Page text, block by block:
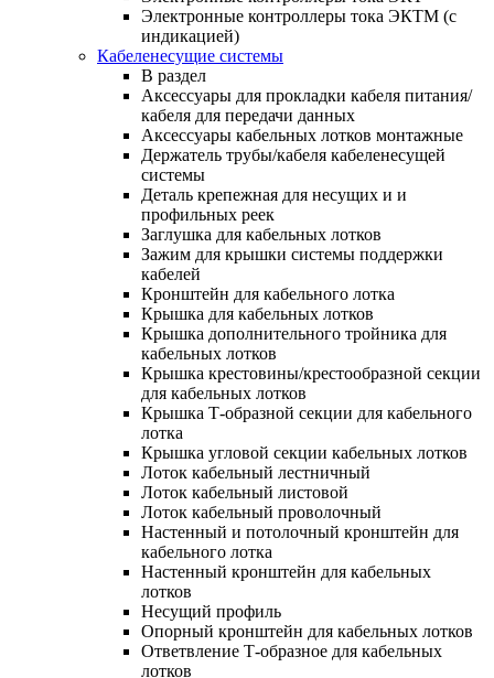
Электронные контроллеры тока ЭКТМ (с
индикацией)
Кабеленесущие системы
В раздел
Аксессуары для прокладки кабеля питания/
кабеля для передачи данных
Аксессуары кабельных лотков монтажные
Держатель трубы/кабеля кабеленесущей
системы
Деталь крепежная для несущих и и
профильных реек
Заглушка для кабельных лотков
Зажим для крышки системы поддержки
кабелей
Кронштейн для кабельного лотка
Крышка для кабельных лотков
Крышка дополнительного тройника для
кабельных лотков
Крышка крестовины/крестообразной секции
для кабельных лотков
Крышка Т-образной секции для кабельного
лотка
Крышка угловой секции кабельных лотков
Лоток кабельный лестничный
Лоток кабельный листовой
Лоток кабельный проволочный
Настенный и потолочный кронштейн для
кабельного лотка
Настенный кронштейн для кабельных
лотков
Несущий профиль
Опорный кронштейн для кабельных лотков
Ответвление Т-образное для кабельных
лотков